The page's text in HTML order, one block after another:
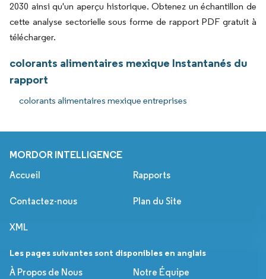
2030 ainsi qu'un aperçu historique. Obtenez un échantillon de
cette analyse sectorielle sous forme de rapport PDF gratuit à
télécharger.
colorants alimentaires mexique Instantanés du
rapport
colorants alimentaires mexique entreprises
MORDOR INTELLIGENCE
Accueil Rapports
Contactez-nous Plan du Site
XML
Les pages suivantes sont disponibles en anglais
À Propos de Nous
Notre Équipe